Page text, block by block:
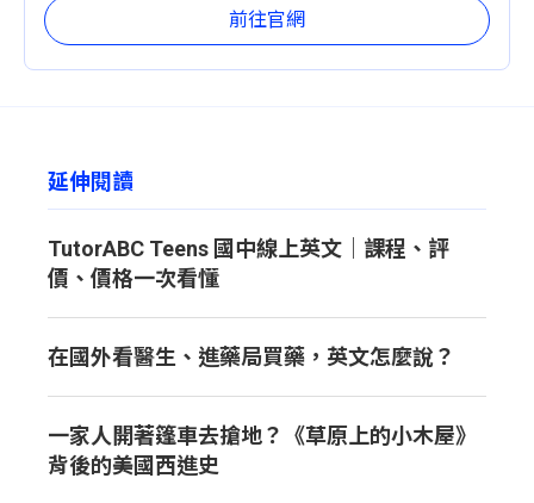
前往官網
延伸閱讀
TutorABC Teens 國中線上英文｜課程、評
價、價格一次看懂
在國外看醫生、進藥局買藥，英文怎麼說？
一家人開著篷車去搶地？《草原上的小木屋》
背後的美國西進史